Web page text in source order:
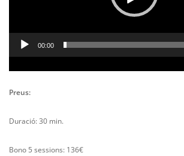
00:00
Preus:
Duració: 30 min.
Bono 5 sessions: 136€